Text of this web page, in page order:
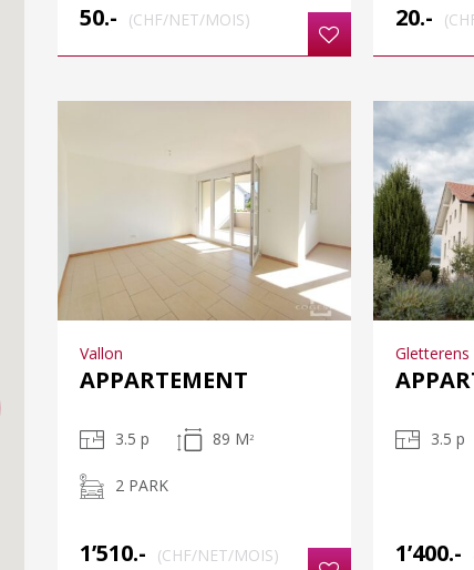
50.-
(CHF/NET/MOIS)
20.-
Vallon
APPARTEMENT
3.5 p 89 M2
2 PARK
1’510.- (CHF/NET/MOIS)
Gletterens
3.5 p
1’400.-